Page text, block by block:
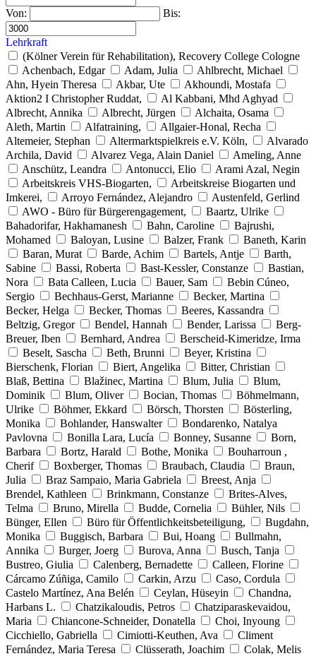
Von: Bis:
Lehrkraft
(Kölner Verein für Rehabilitation), Recovery College Cologne
Achenbach, Edgar
Adam, Julia
Ahlbrecht, Michael
Ahn, Hyein Theresa
Akbar, Ute
Akhoundi, Mostafa
Aktion2 I Christopher Ruddat,
Al Kabbani, Mhd Aghyad
Albrecht, Annika
Albrecht, Jürgen
Alchaita, Osama
Aleth, Martin
Alfatraining,
Allgaier-Honal, Recha
Altemeier, Stephan
Altermarktspielkreis e.V. Köln,
Alvarado
Archila, David
Alvarez Vega, Alain Daniel
Ameling, Anne
Anschütz, Leandra
Antonucci, Elio
Arami Azal, Negin
Arbeitskreis VHS-Biogarten,
Arbeitskreise Biogarten und
Imkerei,
Arroyo Fernández, Alejandro
Austenfeld, Gerlind
AWO - Büro für Bürgerengagement,
Baartz, Ulrike
Bahadorifar, Hakhamanesh
Bahn, Caroline
Bajrushi,
Mohamed
Baloyan, Lusine Balzer, Frank
Baneth, Karin
Baran, Murat
Barde, Achim Bartels, Antje
Barth,
Sabine
Bassi, Roberta Bast-Kessler, Constanze
Bastian,
Nora
Bata Calleen, Lucia Bauer, Sam
Bebin Cúneo,
Sergio
Bechhaus-Gerst, Marianne
Becker, Martina
Becker, Helga
Becker, Thomas
Beeres, Kassandra
Beltzig, Gregor
Bendel, Hannah Bender, Larissa
Berg-
Breuer, Iben
Bernhard, Andrea
Berscheid-Kimeridze, Irma
Beselt, Sascha
Beth, Brunni
Beyer, Kristina
Bierschenk, Florian
Biert, Angelika
Bitter, Christian
Blaß, Bettina
Blažinec, Martina Blum, Julia
Blum,
Dominik
Blum, Oliver Bocian, Thomas
Böhmelmann,
Ulrike
Böhmer, Ekkard Börsch, Thorsten
Bösterling,
Monika
Bohlander, Hanswalter
Bondarenko, Natalya
Pavlovna
Bonilla Lara, Lucía Bonney, Susanne
Born,
Barbara
Bortz, Harald Bothe, Monika
Bouharroun ,
Cherif
Boxberger, Thomas Braubach, Claudia
Braun,
Julia
Braz Sampaio, Maria Gabriela
Breest, Anja
Brendel, Kathleen
Brinkmann, Constanze
Brites-Alves,
Telma
Bruno, Mirella Budde, Cornelia
Bühler, Nils
Bünger, Ellen
Büro für Öffentlichkeitsbeteiligung,
Bugdahn,
Monika
Buggisch, Barbara Bui, Hoang
Bullmahn,
Annika
Burger, Joerg Burova, Anna
Busch, Tanja
Bustreo, Giulia
Calenberg, Bernadette
Calleen, Florine
Cárcamo Zúñiga, Camilo
Carkin, Arzu
Caso, Cordula
Castelo Martínez, Ana Belén
Ceylan, Hüseyin
Chandna,
Harbans L.
Chatzikaloudis, Petros
Chatziparaskevaidou,
Maria
Chiancone-Schneider, Donatella
Choi, Inyoung
Cicchiello, Gabriella
Cimiotti-Keuthen, Ava
Climent
Fernández, Maria Teresa
Clüsserath, Joachim
Colak, Melis